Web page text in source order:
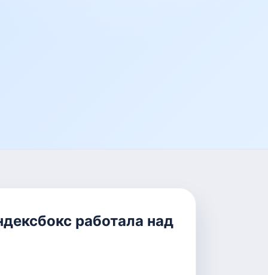
работала над